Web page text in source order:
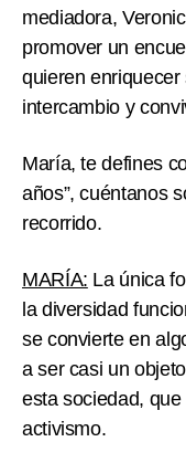
mediadora,
promover un
quieren enriquecer
intercambio y
María, te defines
años”, cuéntanos
recorrido.
MARÍA: La única
la diversidad
se convierte en
a ser casi un
esta sociedad,
activismo.